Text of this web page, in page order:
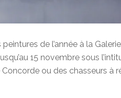
de l’année à la
15 novembre sous
ou des chasseurs à